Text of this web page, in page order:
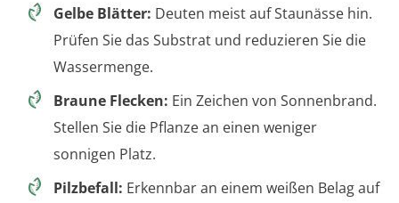
Gelbe Blätter: Deuten meist auf Staunässe hin.
Prüfen Sie das Substrat und reduzieren Sie die
Wassermenge.
Braune Flecken: Ein Zeichen von Sonnenbrand.
Stellen Sie die Pflanze an einen weniger
sonnigen Platz.
Pilzbefall: Erkennbar an einem weißen Belag auf